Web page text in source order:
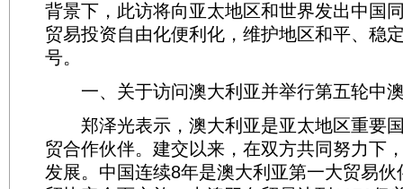
背景下，此访将向亚太地区和世界发出中国
贸易投资自由化便利化，维护地区和平、稳
号。
一、关于访问澳大利亚并举行第五轮中
郑泽光表示，澳大利亚是亚太地区重要
贸合作伙伴。建交以来，在双方共同努力下
发展。中国连续8年是澳大利亚第一大贸易